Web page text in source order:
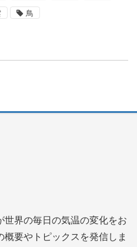
鳥
世界の毎日の気温の変化をお
要やトピックスを発信しま